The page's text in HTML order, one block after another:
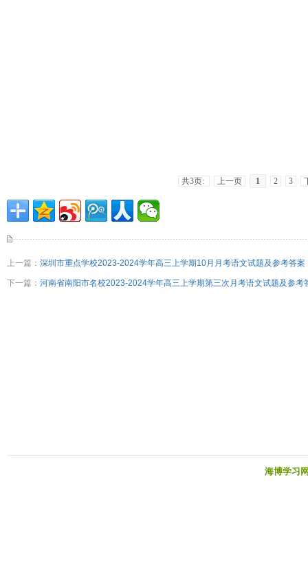
共3页: 上一页 1 2 3
上一篇： 深圳市重点学校2023-2024学年高三上学期10月月考语文试题及参考答案
下一篇： 河南省南阳市名校2023-2024学年高三上学期第三次月考语文试题及参考
海博学习